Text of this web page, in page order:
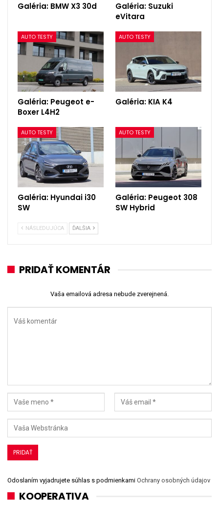
Galéria: BMW X3 30d
Galéria: Suzuki
eVitara
AUTO TESTY
Galéria: Peugeot e-
Boxer L4H2
AUTO TESTY
Galéria: KIA K4
AUTO TESTY
Galéria: Hyundai i30
SW
AUTO TESTY
Galéria: Peugeot 308
SW Hybrid
NÁSLEDUJÚCA ĎALŠIA
PRIDAŤ KOMENTÁR
Vaša emailová adresa nebude zverejnená.
Odoslaním vyjadrujete súhlas s podmienkami Ochrany osobných údajov
KOOPERATIVA